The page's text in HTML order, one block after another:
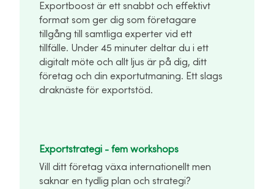
Exportboost är ett snabbt och effektivt
format som ger dig som företagare
tillgång till samtliga experter vid ett
tillfälle. Under 45 minuter deltar du i ett
digitalt möte och allt ljus är på dig, ditt
företag och din exportutmaning. Ett slags
draknäste för exportstöd.
Exportstrategi - fem workshops
Vill ditt företag växa internationellt men
saknar en tydlig plan och strategi?